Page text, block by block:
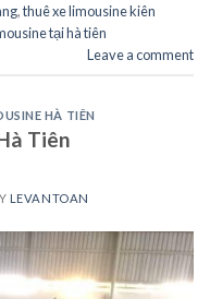
,thuê xe limousine kiên
tại hà tiên
Leave a comment
HÀ TIÊN
Tiên
LEVANTOAN